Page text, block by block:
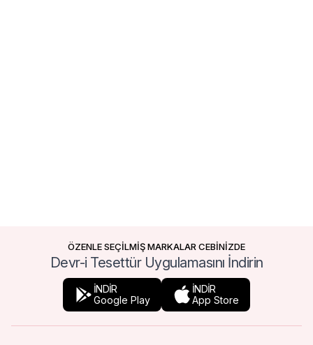
ÖZENLE SEÇİLMİŞ MARKALAR CEBİNİZDE
Devr-i Tesettür Uygulamasını İndirin
İNDİR
Google Play
İNDİR
App Store